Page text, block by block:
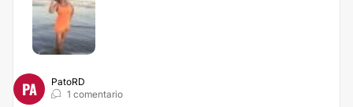
PA
PatoRD
1 comentario